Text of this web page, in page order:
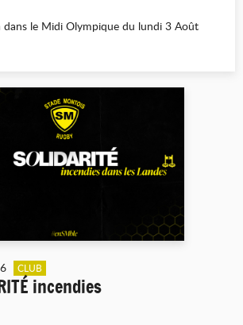
dans le Midi Olympique du lundi 3 Août
CLUB
incendies